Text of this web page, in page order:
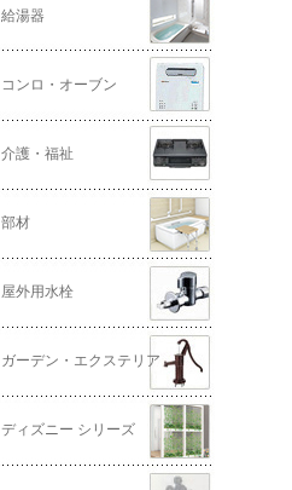
給湯器
コンロ・オーブン
介護・福祉
部材
屋外用水栓
ガーデン・エクステリア
ディズニー シリーズ